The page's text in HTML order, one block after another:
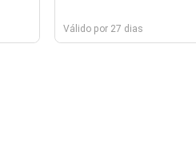
Válido por 27 dias